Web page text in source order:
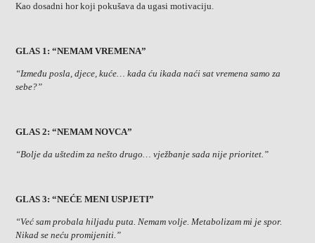
Kao dosadni hor koji pokušava da ugasi motivaciju.
GLAS 1: “NEMAM VREMENA”
“Između posla, djece, kuće… kada ću ikada naći sat vremena samo za
sebe?”
GLAS 2: “NEMAM NOVCA”
“Bolje da uštedim za nešto drugo… vježbanje sada nije prioritet.”
GLAS 3: “NEĆE MENI USPJETI”
“Već sam probala hiljadu puta. Nemam volje. Metabolizam mi je spor.
Nikad se neću promijeniti.”